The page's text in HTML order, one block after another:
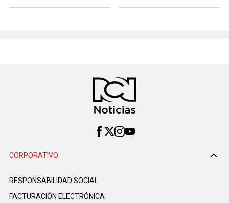
CORPORATIVO
RESPONSABILIDAD SOCIAL
FACTURACIÓN ELECTRÓNICA